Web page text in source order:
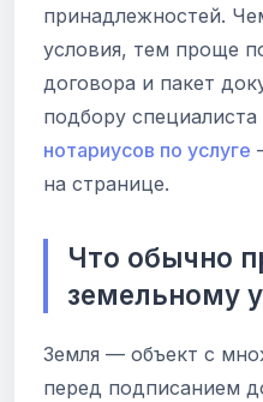
принадлежностей.
условия, тем проще
договора и пакет
подбору
нотариусов по услуге
на странице.
Что обычно
земельному
Земля — объект с
перед подписанием